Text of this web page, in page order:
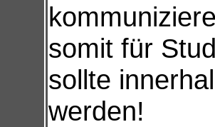
somit für
sollte
werden!